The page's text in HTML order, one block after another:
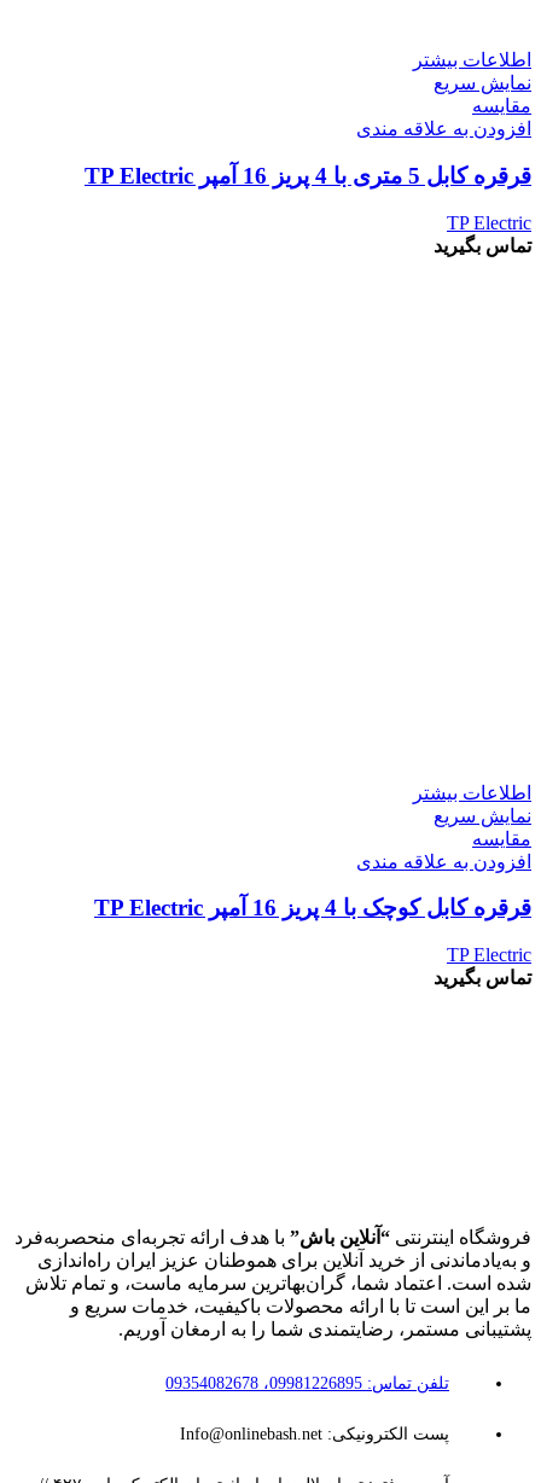
اطلاعات بیشتر
نمایش سریع
مقايسه
افزودن به علاقه مندی
قرقره کابل 5 متری با 4 پریز 16 آمپر TP Electric
TP Electric
تماس بگیرید
اطلاعات بیشتر
نمایش سریع
مقايسه
افزودن به علاقه مندی
قرقره کابل کوچک با 4 پریز 16 آمپر TP Electric
TP Electric
تماس بگیرید
فروشگاه اینترنتی “آنلاین باش” با هدف ارائه تجربه‌ای منحصربه‌فرد
و به‌یادماندنی از خرید آنلاین برای هموطنان عزیز ایران راه‌اندازی
شده است. اعتماد شما، گران‌بهاترین سرمایه ماست، و تمام تلاش
ما بر این است تا با ارائه محصولات باکیفیت، خدمات سریع و
پشتیبانی مستمر، رضایتمندی شما را به ارمغان آوریم.
تلفن تماس: 09981226895، 09354082678
پست الکترونیکی: Info@onlinebash.net